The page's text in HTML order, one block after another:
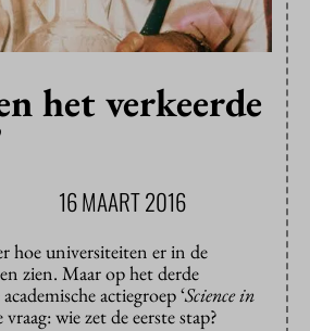
het verkeerde
16 MAART 2016
hoe universiteiten er in de
zien. Maar op het derde
actiegroep ‘Science in
vraag: wie zet de eerste stap?